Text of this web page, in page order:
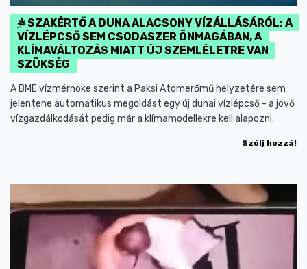
SZAKÉRTŐ A DUNA ALACSONY VÍZÁLLÁSÁRÓL: A
VÍZLÉPCSŐ SEM CSODASZER ÖNMAGÁBAN, A
KLÍMAVÁLTOZÁS MIATT ÚJ SZEMLÉLETRE VAN
SZÜKSÉG
A BME vízmérnöke szerint a Paksi Atomerőmű helyzetére sem
jelentene automatikus megoldást egy új dunai vízlépcső - a jövő
vízgazdálkodását pedig már a klímamodellekre kell alapozni.
Szólj hozzá!